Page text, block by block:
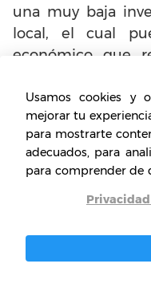
una muy baja
local, el cual
económico que
los elementos
trucos e ilusiones
Por último, es
sumamente
que verás en los
en tu ciudad si
siempre
Usamos cookies y
mejorar tu
para mostrarte
adecuados, para
para comprender de